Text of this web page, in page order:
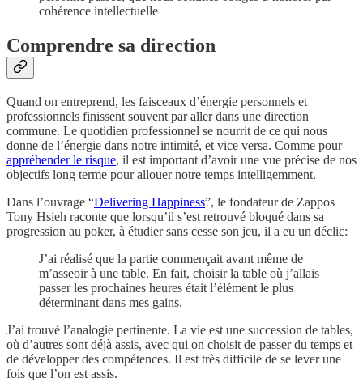
cohérence intellectuelle
Comprendre sa direction
Quand on entreprend, les faisceaux d’énergie personnels et
professionnels finissent souvent par aller dans une direction
commune. Le quotidien professionnel se nourrit de ce qui nous
donne de l’énergie dans notre intimité, et vice versa. Comme pour
appréhender le risque, il est important d’avoir une vue précise de nos
objectifs long terme pour allouer notre temps intelligemment.
Dans l’ouvrage “Delivering Happiness”, le fondateur de Zappos
Tony Hsieh raconte que lorsqu’il s’est retrouvé bloqué dans sa
progression au poker, à étudier sans cesse son jeu, il a eu un déclic:
J’ai réalisé que la partie commençait avant même de
m’asseoir à une table. En fait, choisir la table où j’allais
passer les prochaines heures était l’élément le plus
déterminant dans mes gains.
J’ai trouvé l’analogie pertinente. La vie est une succession de tables,
où d’autres sont déjà assis, avec qui on choisit de passer du temps et
de développer des compétences. Il est très difficile de se lever une
fois que l’on est assis.